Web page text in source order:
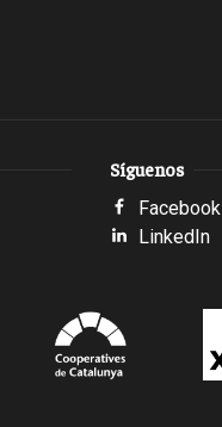
Síguenos
Facebook
LinkedIn